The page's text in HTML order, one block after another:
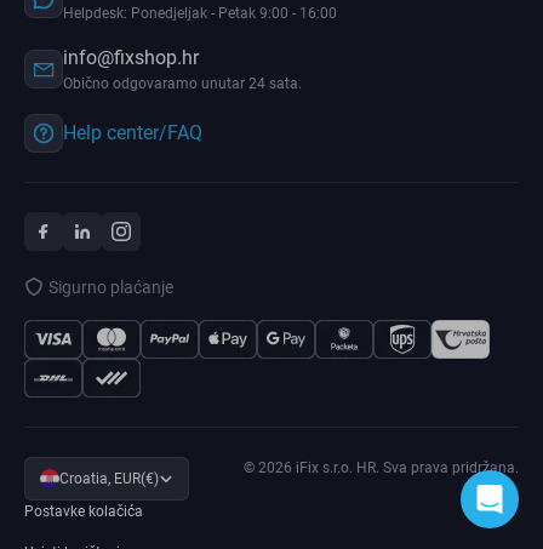
Helpdesk: Ponedjeljak - Petak 9:00 - 16:00
info@fixshop.hr
Obično odgovaramo unutar 24 sata.
Help center/FAQ
Sigurno plaćanje
Croatia, EUR(€)
Postavke kolačića
© 2026 iFix s.r.o. HR. Sva prava pridržana.